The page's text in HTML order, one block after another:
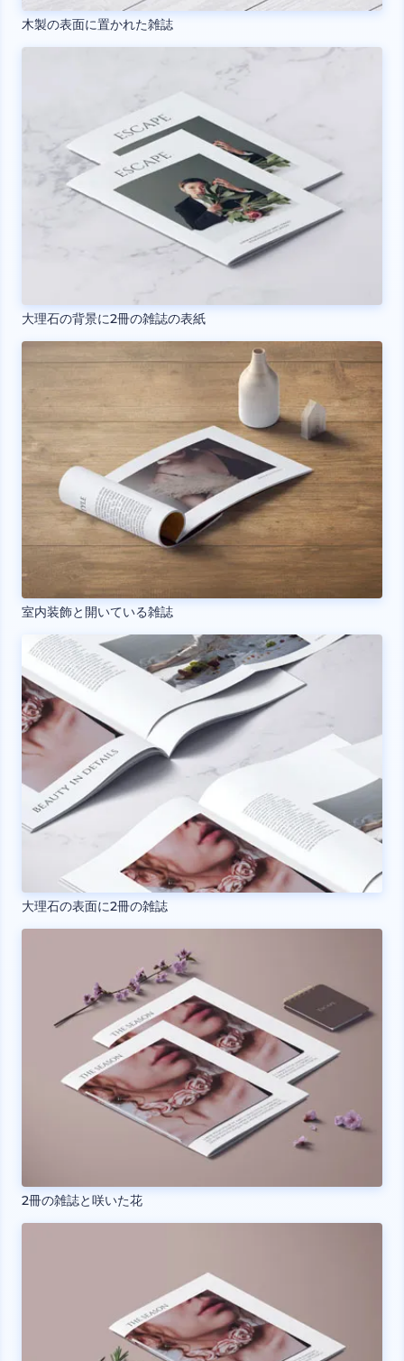
木製の表面に置かれた雑誌
大理石の背景に2冊の雑誌の表紙
室内装飾と開いている雑誌
大理石の表面に2冊の雑誌
2冊の雑誌と咲いた花